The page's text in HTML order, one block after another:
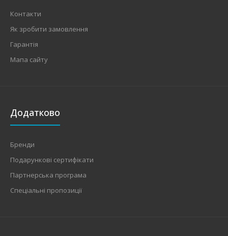
Контакти
Як зробити замовлення
Гарантія
Мапа сайту
Додатково
Бренди
Подарункові сертифікати
Партнерська програма
Спеціальні пропозиції